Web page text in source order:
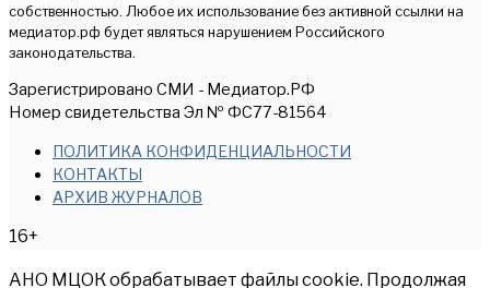
собственностью. Любое их использование без активной ссылки на
медиатор.рф будет являться нарушением Российского
законодательства.
Зарегистрировано СМИ - Медиатор.РФ
Номер свидетельства Эл № ФС77-81564
ПОЛИТИКА КОНФИДЕНЦИАЛЬНОСТИ
КОНТАКТЫ
АРХИВ ЖУРНАЛОВ
16+
АНО МЦОК обрабатывает файлы cookie. Продолжая